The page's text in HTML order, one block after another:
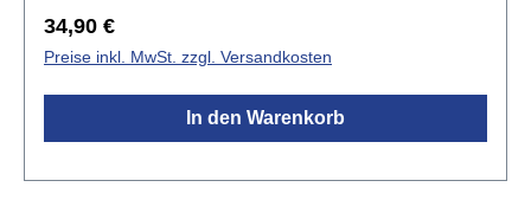
Tenor Saxophon geeignetGewebeband 50mm
breitläuft über beide SchulternKarabinerhaken aus
KunststoffglasfaserverstärktEinstellung der Länge ist
möglichMade in GermanyGröße: L
Regulärer Preis:
34,90 €
Preise inkl. MwSt. zzgl. Versandkosten
In den Warenkorb